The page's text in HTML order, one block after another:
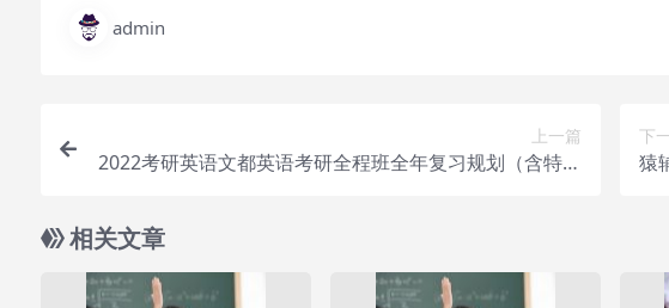
admin
上一篇
2022考研英语文都英语考研全程班全年复习规划（含特训
下
猿
相关文章